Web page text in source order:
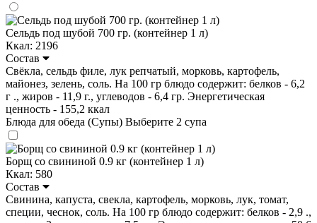
Сельдь под шубой 700 гр. (контейнер 1 л)
Ккал: 2196
Состав
Свёкла, сельдь филе, лук репчатый, морковь, картофель,
майонез, зелень, соль. На 100 гр блюдо содержит: белков - 6,2
г ., жиров - 11,9 г., углеводов - 6,4 гр. Энергетическая
ценность - 155,2 ккал
Блюда для обеда (Супы) Выберите 2 супа
Борщ со свининой 0.9 кг (контейнер 1 л)
Ккал: 580
Состав
Свинина, капуста, свекла, картофель, морковь, лук, томат,
специи, чеснок, соль. На 100 гр блюдо содержит: белков - 2,9 .,